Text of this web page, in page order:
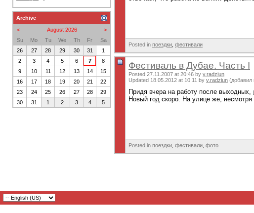
Posted in поездки фестивали
Фестиваль в Дубае. Часть I
Posted 27.11.2007 at 20:46 by v.radziun
Updated 18.05.2012 at 10:11 by v.radziun (добавил
Придя вчера на работу после выходных,
Новый год скоро. На улице же, несмотря
Posted in поездки фестивали фото
Archive
<
>
August 2026
Su
Mo Tu We Th Fr
Sa
26
27 28 29 30 31
1
2
3 4 5 6 7
8
9
10 11 12 13 14
15
16
17 18 19 20 21
22
23
24 25 26 27 28
29
30
31 1 2 3 4 5